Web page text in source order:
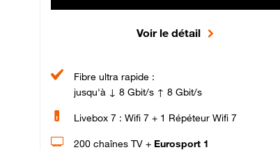
Voir le détail
Fibre ultra rapide :
jusqu'à ↓ 8 Gbit/s ↑ 8 Gbit/s
Livebox 7 : Wifi 7 + 1 Répéteur Wifi 7
200 chaînes TV + Eurosport 1